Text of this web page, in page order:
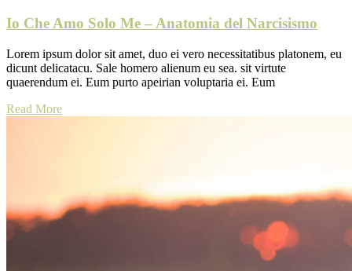
Io Che Amo Solo Me – Anatomia del Narcisismo
Lorem ipsum dolor sit amet, duo ei vero necessitatibus platonem, eu
dicunt delicatacu. Sale homero alienum eu sea. sit virtute
quaerendum ei. Eum purto apeirian voluptaria ei. Eum
Read More